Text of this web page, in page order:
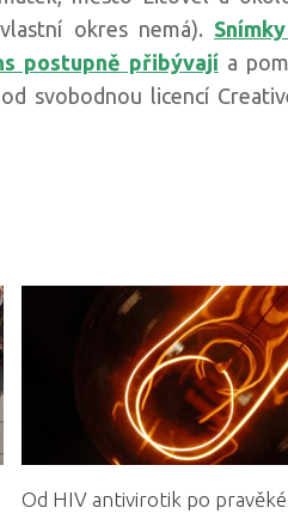
okres nemá).
postupně přibývajía
svobodnou licencí
Od HIV antivirotik po pravěké